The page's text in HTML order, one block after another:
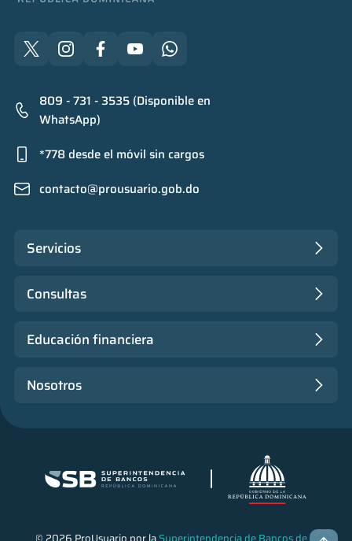
809 - 731 - 3535 (Disponible en
WhatsApp)
*778 desde el móvil sin cargos
contacto@prousuario.gob.do
Servicios
Consultas
Educación financiera
Nosotros